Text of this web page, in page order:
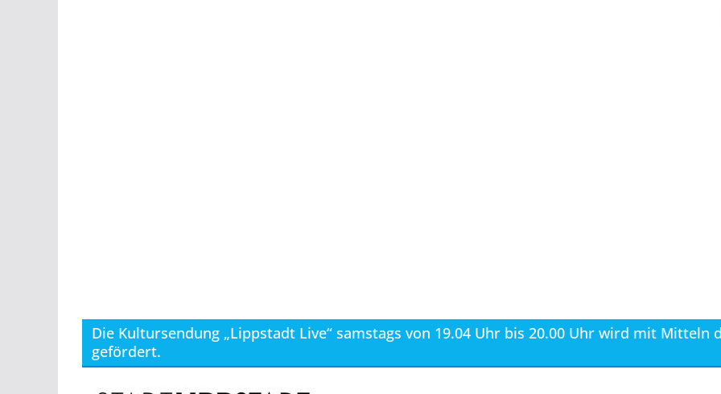
Die Kultursendung „Lippstadt Live“ samstags von 19.04 Uhr bis 20.00 Uhr wird mit
gefördert.